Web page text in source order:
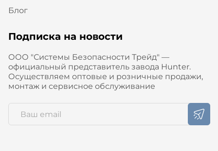
Блог
Подписка на новости
ООО "Системы Безопасности Трейд" —
официальный представитель завода Hunter.
Осуществляем оптовые и розничные продажи,
монтаж и сервисное обслуживание